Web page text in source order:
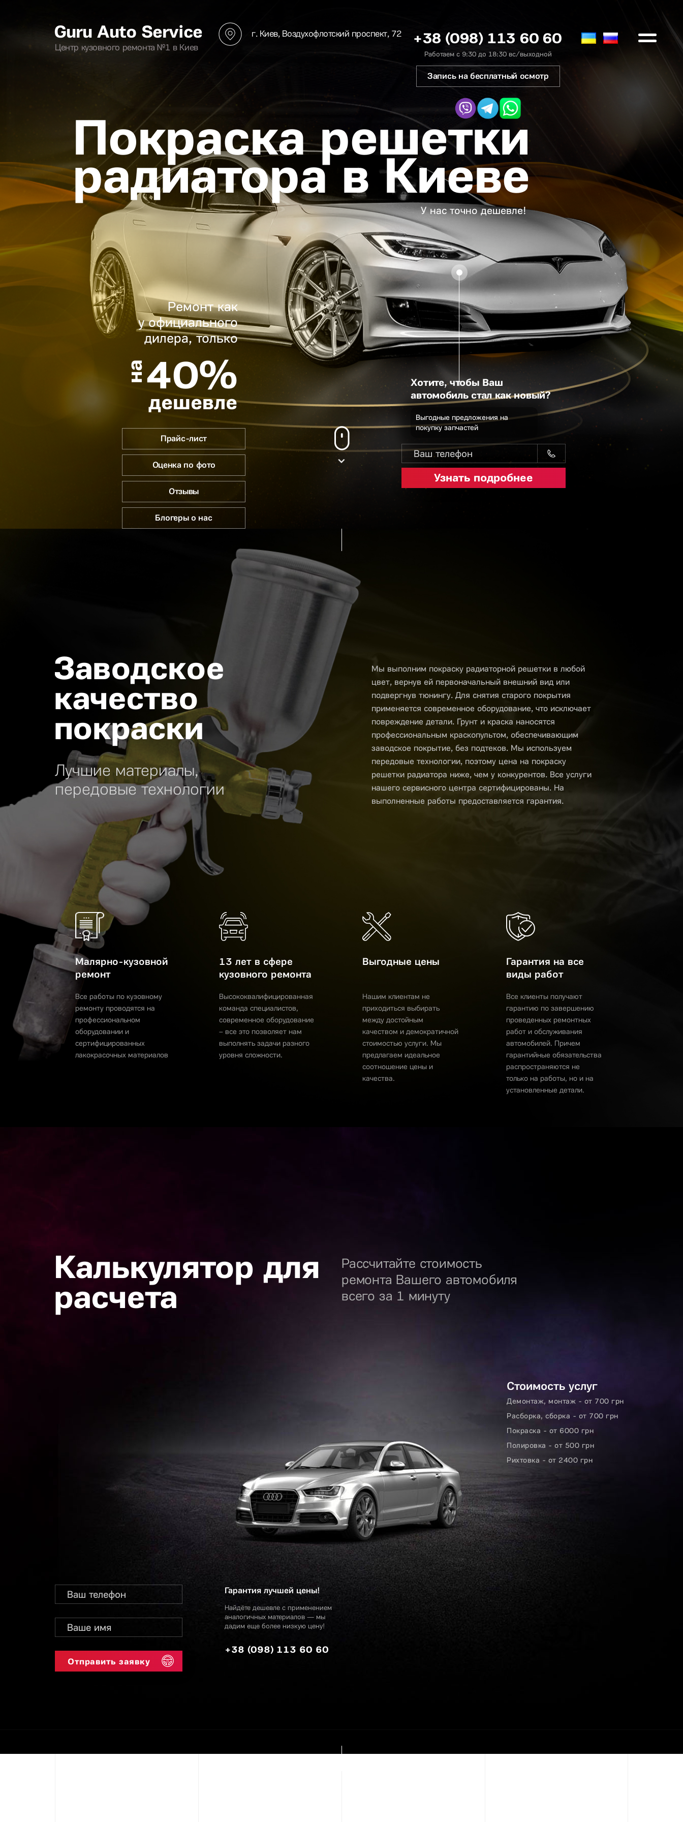
Guru Auto Service
Центр кузовного ремонта №1 в Киев
г. Киев, Воздухофлотский проспект, 72 +38 (098) 113 60 60
Работаем с 9:30 до 18:30 вс/выходной
Запись на бесплатный осмотр
Покраска решетки
радиатора в Киеве
У нас точно дешевле!
Ремонт как
у официального
дилера, только
на40%
дешевле
Прайс-лист
Оценка по фото
Отзывы
Блогеры о нас
Хотите, чтобы Ваш
автомобиль стал как новый?
Выгодные предложения на
покупку запчастей
Заводское
качество
покраски
Лучшие материалы,
передовые технологии
Мы выполним покраску радиаторной решетки в любой
цвет, вернув ей первоначальный внешний вид или
подвергнув тюнингу. Для снятия старого покрытия
применяется современное оборудование, что исключает
повреждение детали. Грунт и краска наносятся
профессиональным краскопультом, обеспечивающим
заводское покрытие, без подтеков. Мы используем
передовые технологии, поэтому цена на покраску
решетки радиатора ниже, чем у конкурентов. Все услуги
нашего сервисного центра сертифицированы. На
выполненные работы предоставляется гарантия.
Малярно-кузовной
ремонт
Все работы по кузовному
ремонту проводятся на
профессиональном
оборудовании и
сертифицированных
лакокрасочных материалов
13 лет в сфере
кузовного ремонта
Высококвалифицированная
команда специалистов,
современное оборудование
– все это позволяет нам
выполнять задачи разного
уровня сложности.
Выгодные цены
Нашим клиентам не
приходиться выбирать
между достойным
качеством и демократичной
стоимостью услуги. Мы
предлагаем идеальное
соотношение цены и
качества.
Гарантия на все
виды работ
Все клиенты получают
гарантию по завершению
проведенных ремонтных
работ и обслуживания
автомобилей. Причем
гарантийные обязательства
распространяются не
только на работы, но и на
установленные детали.
Калькулятор для
расчета
Рассчитайте стоимость
ремонта Вашего автомобиля
всего за 1 минуту
Стоимость услуг
Демонтаж, монтаж - от 700 грн
Расборка, сборка - от 700 грн
Покраска - от 6000 грн
Полировка - от 500 грн
Рихтовка - от 2400 грн
Гарантия лучшей цены!
Найдёте дешевле с применением
аналогичных материалов — мы
дадим еще более низкую цену!
+38 (098) 113 60 60